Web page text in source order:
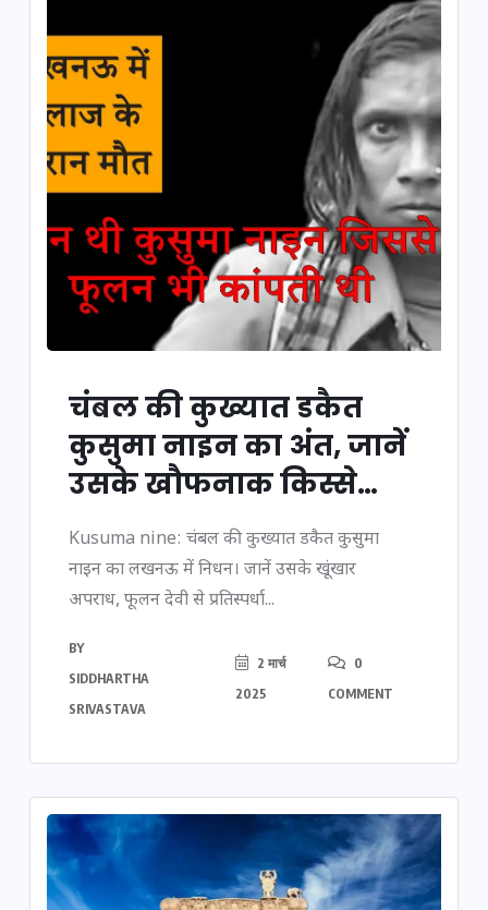
चंबल की कुख्यात डकैत
कुसुमा नाइन का अंत, जानें
उसके खौफनाक किस्से…
Kusuma nine: चंबल की कुख्यात डकैत कुसुमा
नाइन का लखनऊ में निधन। जानें उसके खूंखार
अपराध, फूलन देवी से प्रतिस्पर्धा...
BY
SIDDHARTHA
SRIVASTAVA
2 मार्च
2025
0
COMMENT